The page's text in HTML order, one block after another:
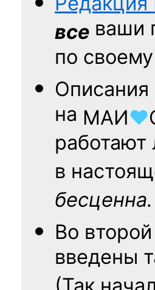
все ваши
по
Описания
на МАИ♥
в
бесценна.
Во
введены